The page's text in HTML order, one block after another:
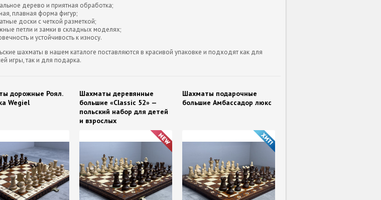
дерево и приятная обработка;
плавная форма фигур;
доски с четкой разметкой;
петли и замки в складных моделях;
и устойчивость к износу.
шахматы в нашем каталоге поставляются в красивой упаковке и подходят как для
игры, так и для подарка.
дорожные Роял.
Wegiel
Шахматы деревянные
большие «Classic 52» —
польский набор для детей
и взрослых
Шахматы подарочные
большие Амбассадор люкс